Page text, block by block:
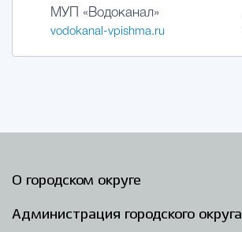
МУП «Водоканал»
vodokanal-vpishma.ru
О городском округе
Администрация городского округа